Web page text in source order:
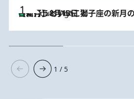
4 Hours Ago
【新月】8月13日 獅子座の新月の日に行うといいこと
1 / 5